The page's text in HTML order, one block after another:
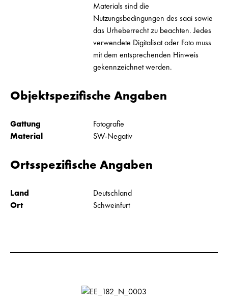
Materials sind die
Nutzungsbedingungen des saai sowie
das Urheberrecht zu beachten. Jedes
verwendete Digitalisat oder Foto muss
mit dem entsprechenden Hinweis
gekennzeichnet werden.
Objektspezifische Angaben
Gattung
Fotografie
Material
SW-Negativ
Ortsspezifische Angaben
Land
Deutschland
Ort
Schweinfurt